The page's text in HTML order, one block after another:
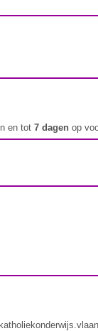
en tot7 dagenop